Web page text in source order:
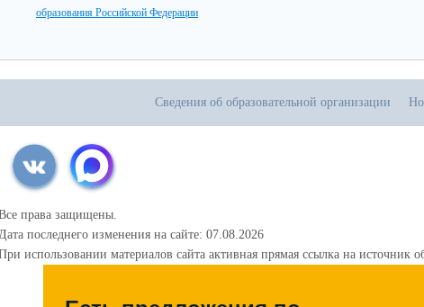
образования Российской Федерации
Сведения об образовательной организации
права защищены.
последнего изменения на сайте: 07.08.2026
использовании материалов сайта активная прямая ссылка на источник